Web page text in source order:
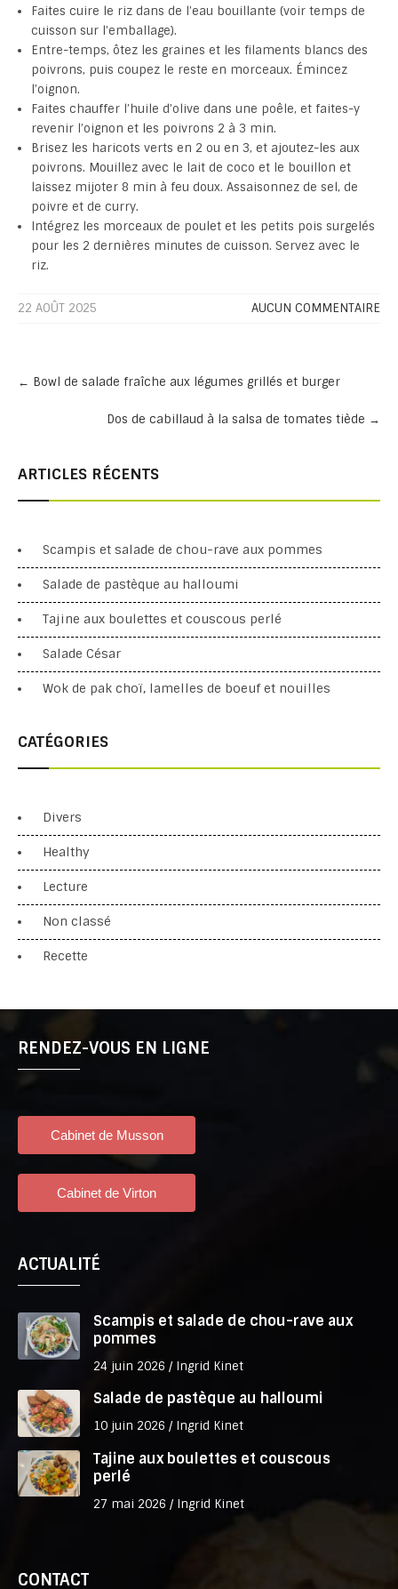
Faites cuire le riz dans de l’eau bouillante (voir temps de
cuisson sur l’emballage).
Entre-temps, ôtez les graines et les filaments blancs des
poivrons, puis coupez le reste en morceaux. Émincez
l’oignon.
Faites chauffer l’huile d’olive dans une poêle, et faites-y
revenir l’oignon et les poivrons 2 à 3 min.
Brisez les haricots verts en 2 ou en 3, et ajoutez-les aux
poivrons. Mouillez avec le lait de coco et le bouillon et
laissez mijoter 8 min à feu doux. Assaisonnez de sel, de
poivre et de curry.
Intégrez les morceaux de poulet et les petits pois surgelés
pour les 2 dernières minutes de cuisson. Servez avec le
riz.
22 AOÛT 2025 AUCUN COMMENTAIRE
navigation
← Bowl de salade fraîche aux légumes grillés et burger
Dos de cabillaud à la salsa de tomates tiède →
ARTICLES RÉCENTS
Scampis et salade de chou-rave aux pommes
Salade de pastèque au halloumi
Tajine aux boulettes et couscous perlé
Salade César
Wok de pak choï, lamelles de boeuf et nouilles
CATÉGORIES
Divers
Healthy
Lecture
Non classé
Recette
RENDEZ-VOUS EN LIGNE
ACTUALITÉ
Scampis et salade de chou-rave aux
pommes
24 juin 2026 / Ingrid Kinet
Salade de pastèque au halloumi
10 juin 2026 / Ingrid Kinet
Tajine aux boulettes et couscous
perlé
27 mai 2026 / Ingrid Kinet
CONTACT